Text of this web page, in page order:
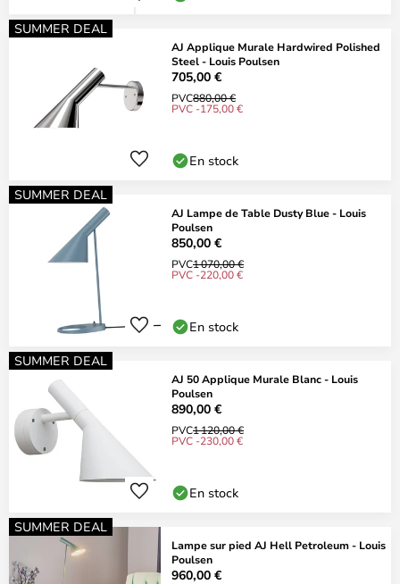
SUMMER DEAL
AJ Applique Murale Hardwired Polished
Steel - Louis Poulsen
705,00 €
PVC880,00 €
PVC -175,00 €
En stock
SUMMER DEAL
AJ Lampe de Table Dusty Blue - Louis
Poulsen
850,00 €
PVC1 070,00 €
PVC -220,00 €
En stock
SUMMER DEAL
AJ 50 Applique Murale Blanc - Louis
Poulsen
890,00 €
PVC1 120,00 €
PVC -230,00 €
En stock
SUMMER DEAL
Lampe sur pied AJ Hell Petroleum - Louis
Poulsen
960,00 €